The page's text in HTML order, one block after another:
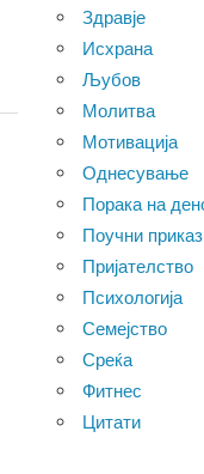
Здравје
Исхрана
Љубов
Молитва
Мотивација
Однесување
Порака на
Поучни
Пријателство
Психологија
Семејство
Среќа
Фитнес
Цитати